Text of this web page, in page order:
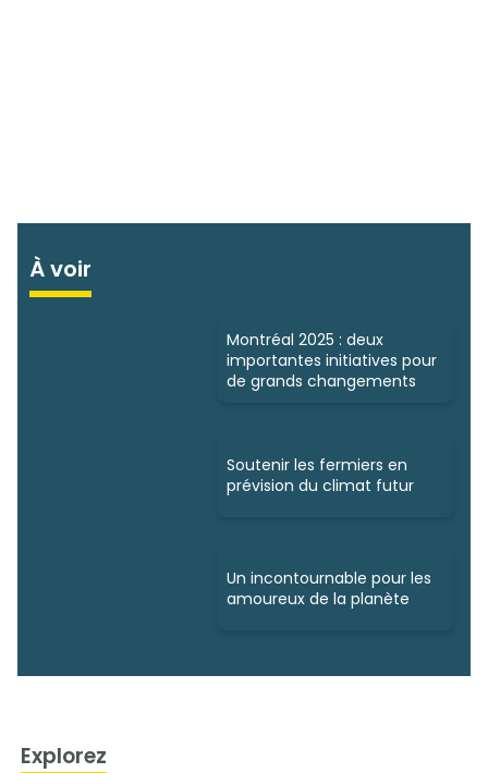
À voir
Montréal 2025 : deux
importantes initiatives pour
de grands changements
Soutenir les fermiers en
prévision du climat futur
Un incontournable pour les
amoureux de la planète
Explorez